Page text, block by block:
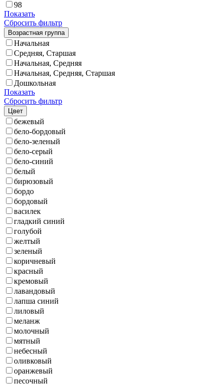
98
Показать
Сбросить фильтр
Возрастная группа
Начальная
Средняя, Старшая
Начальная, Средняя
Начальная, Средняя, Старшая
Дошкольная
Показать
Сбросить фильтр
Цвет
бежевый
бело-бордовый
бело-зеленый
бело-серый
бело-синий
белый
бирюзовый
бордо
бордовый
василек
гладкий синий
голубой
желтый
зеленый
коричневый
красный
кремовый
лавандовый
лапша синий
лиловый
меланж
молочный
мятный
небесный
оливковый
оранжевый
песочный